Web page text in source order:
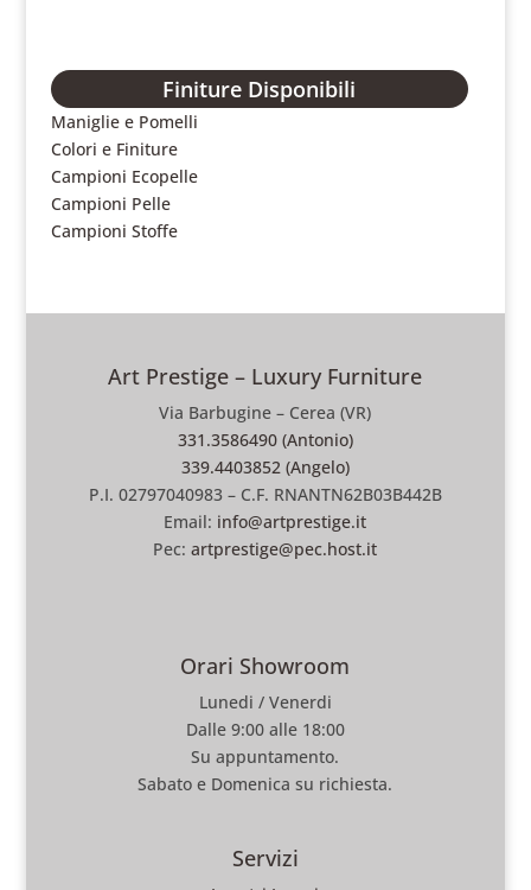
Finiture Disponibili
Maniglie e Pomelli
Colori e Finiture
Campioni Ecopelle
Campioni Pelle
Campioni Stoffe
Art Prestige – Luxury Furniture
Via Barbugine – Cerea (VR)
331.3586490 (Antonio)
339.4403852 (Angelo)
P.I. 02797040983 – C.F. RNANTN62B03B442B
Email: info@artprestige.it
Pec:artprestige@pec.host.it
Orari Showroom
Lunedi / Venerdi
Dalle 9:00 alle 18:00
Su appuntamento.
Sabato e Domenica su richiesta.
Servizi